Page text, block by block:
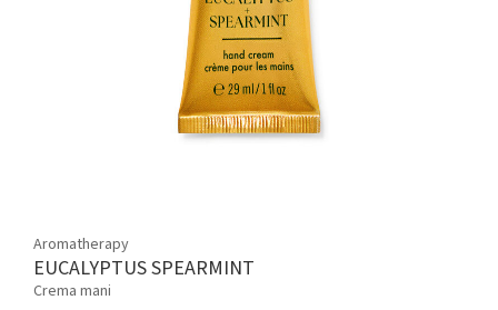
Aromatherapy
EUCALYPTUS SPEARMINT
Crema mani